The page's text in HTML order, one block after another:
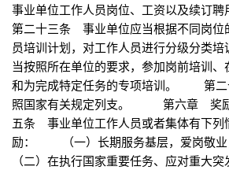
事业单位工作人员岗位、工资以及续
第二十三条 事业单位应当根据不同岗位
员培训计划，对工作人员进行分级分
当按照所在单位的要求，参加岗前培训
和为完成特定任务的专项培训。 第
照国家有关规定列支。 第六章
五条 事业单位工作人员或者集体有下列
励： （一）长期服务基层，爱岗敬
（二）在执行国家重要任务、应对重大